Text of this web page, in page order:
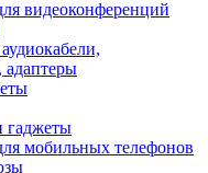
видеоконференций
адаптеры
гаджеты
мобильных телефонов